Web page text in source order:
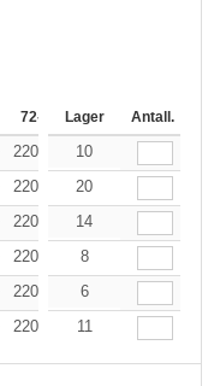
72-143 144-287
Lager Antall.
220.10 209.06
10
220.10 209.06
20
220.10 209.06
14
220.10
8
220.10
6
220.10 209.06
11